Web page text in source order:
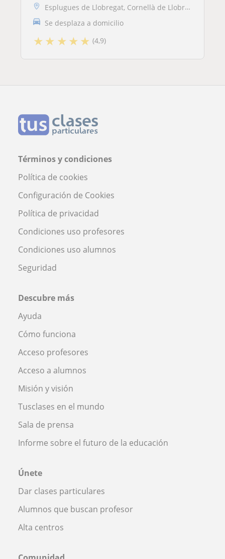
Esplugues de Llobregat, Cornellà de Llobregat, Hospitalet de Llobregat...
Se desplaza a domicilio
★★ ★★★ (4,9)
Términos y condiciones
Política de cookies
Configuración de Cookies
Política de privacidad
Condiciones uso profesores
Condiciones uso alumnos
Seguridad
Descubre más
Ayuda
Cómo funciona
Acceso profesores
Acceso a alumnos
Misión y visión
Tusclases en el mundo
Sala de prensa
Informe sobre el futuro de la educación
Únete
Dar clases particulares
Alumnos que buscan profesor
Alta centros